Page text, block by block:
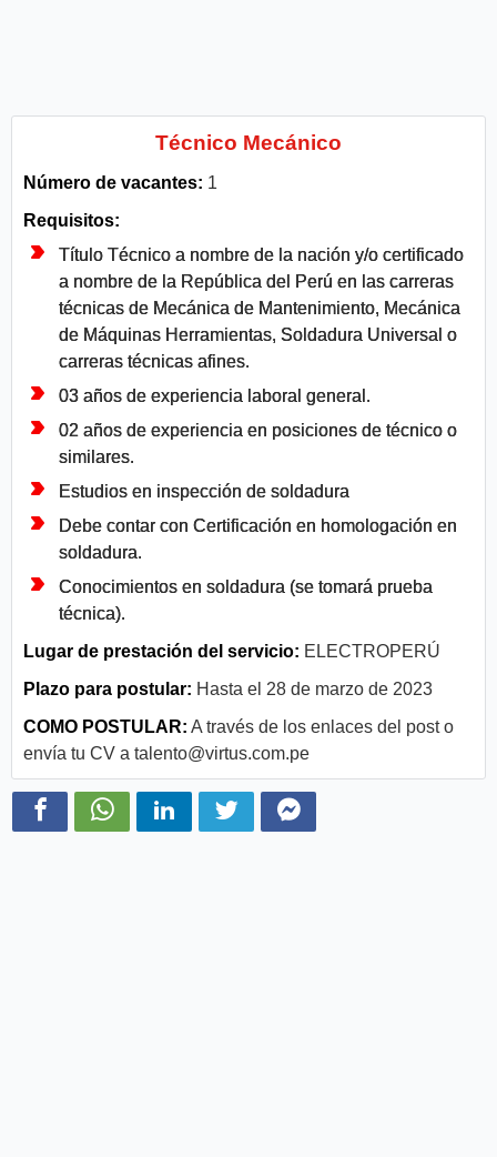
Técnico Mecánico
Número de vacantes: 1
Requisitos:
Título Técnico a nombre de la nación y/o certificado
a nombre de la República del Perú en las carreras
técnicas de Mecánica de Mantenimiento, Mecánica
de Máquinas Herramientas, Soldadura Universal o
carreras técnicas afines.
03 años de experiencia laboral general.
02 años de experiencia en posiciones de técnico o
similares.
Estudios en inspección de soldadura
Debe contar con Certificación en homologación en
soldadura.
Conocimientos en soldadura (se tomará prueba
técnica).
Lugar de prestación del servicio: ELECTROPERÚ
Plazo para postular: Hasta el 28 de marzo de 2023
COMO POSTULAR: A través de los enlaces del post o
envía tu CV a talento@virtus.com.pe